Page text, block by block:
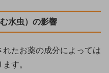
水虫）の影響
たお薬の成分によっては
す。